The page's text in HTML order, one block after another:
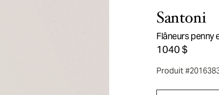
Santoni
Flâneurs penny
1040 $
Produit